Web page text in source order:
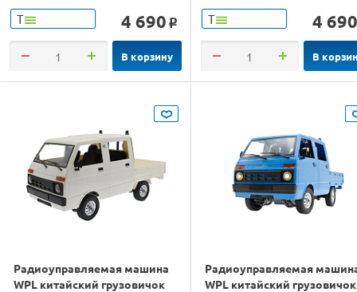
Т 4 690 o
В корзину
Т 4 690
В
Радиоуправляемая машина
WPL китайский грузовичок
Радиоуправляемая
WPL китайский грузовичок